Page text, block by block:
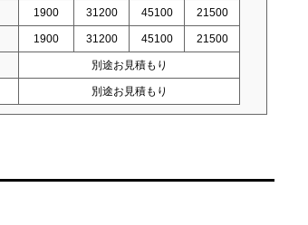
1900 31200 45100 21500
1900 31200 45100 21500
別途お見積もり
別途お見積もり